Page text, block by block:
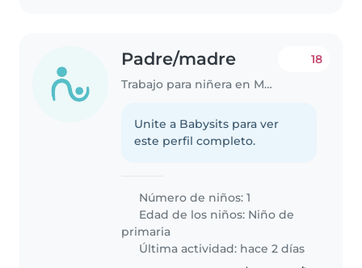
Padre/madre
Trabajo para niñera en Mendoza
18
Unite a Babysits para ver
este perfil completo.
Número de niños: 1
Edad de los niños: Niño de
primaria
Última actividad: hace 2 días